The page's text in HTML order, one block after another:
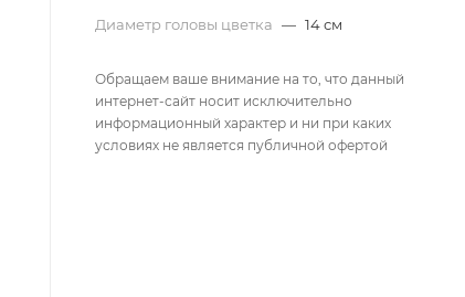
Диаметр головы цветка — 14 см
Обращаем ваше внимание на то, что данный
интернет-сайт носит исключительно
информационный характер и ни при каких
условиях не является публичной офертой